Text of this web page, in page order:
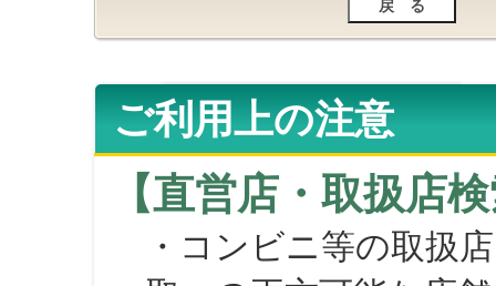
ご利用上の注意
【直営店・取扱店
・コンビニ等の取扱